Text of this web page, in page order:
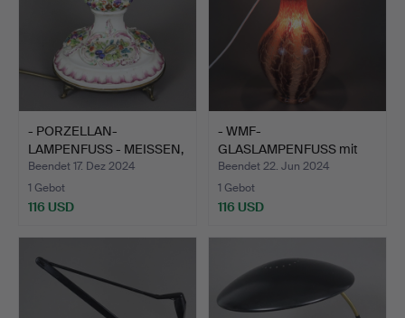
- PORZELLAN-
LAMPENFUSS - MEISSEN,
Knaufzei…
Beendet 17. Dez 2024
1 Gebot
116 USD
- WMF-
GLASLAMPENFUSS mit
Schirm - um 1930,…
Beendet 22. Jun 2024
1 Gebot
116 USD